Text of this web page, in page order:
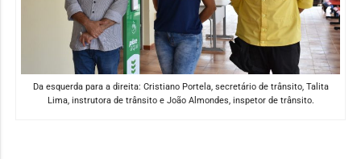
Da esquerda para a direita: Cristiano Portela, secretário de trânsito, Talita
Lima, instrutora de trânsito e João Almondes, inspetor de trânsito.